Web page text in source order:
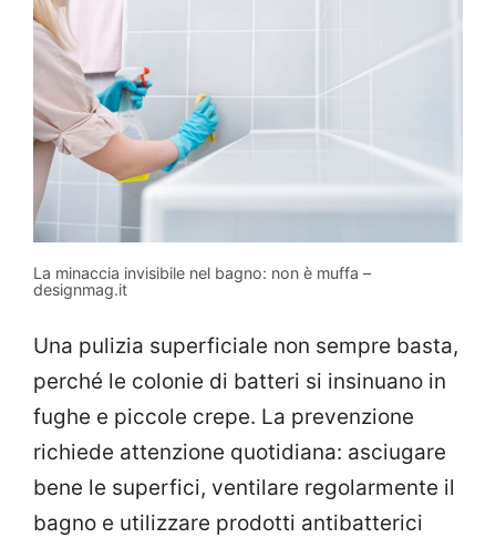
La minaccia invisibile nel bagno: non è muffa –
designmag.it
Una pulizia superficiale non sempre basta,
perché le colonie di batteri si insinuano in
fughe e piccole crepe. La prevenzione
richiede attenzione quotidiana: asciugare
bene le superfici, ventilare regolarmente il
bagno e utilizzare prodotti antibatterici